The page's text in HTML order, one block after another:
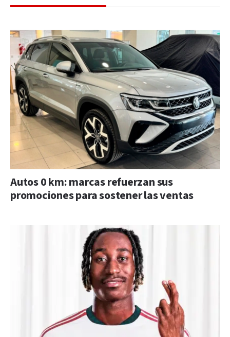
Autos 0 km: marcas refuerzan sus
promociones para sostener las ventas